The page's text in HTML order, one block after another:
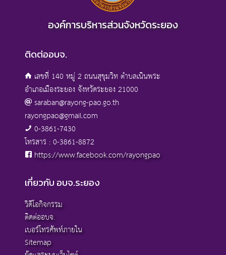
องค์การบริหารส่วนจังหวัดระยอง
ติดต่ออบจ.
เลขที่ 140 หมู่ 2 ถนนสุขุมวิท ตำบลเนินพระ
อำเภอเมืองระยอง จังหวัดระยอง 21000
saraban@rayong-pao.go.th
rayongpao@gmail.com
0-3861-7430
โทรสาร : 0-3861-8872
https://www.facebook.com/rayongpao
เกี่ยวกับ อบจ.ระยอง
วิดีโอกิจกรรม
ติดต่ออบจ.
เบอร์โทรศัพท์ภายใน
Sitemap